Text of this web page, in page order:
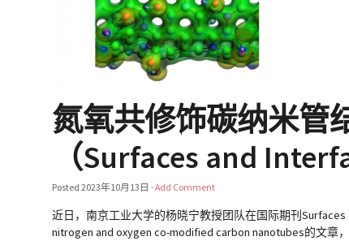
氮氧共修饰碳纳米管
（Surfaces and
Posted2023年10月13日 ·Add Comment
近日，南京工业大学的杨晓宁教授团队在国际期刊
nitrogen and oxygen co-modified carbon nanotubes的文章